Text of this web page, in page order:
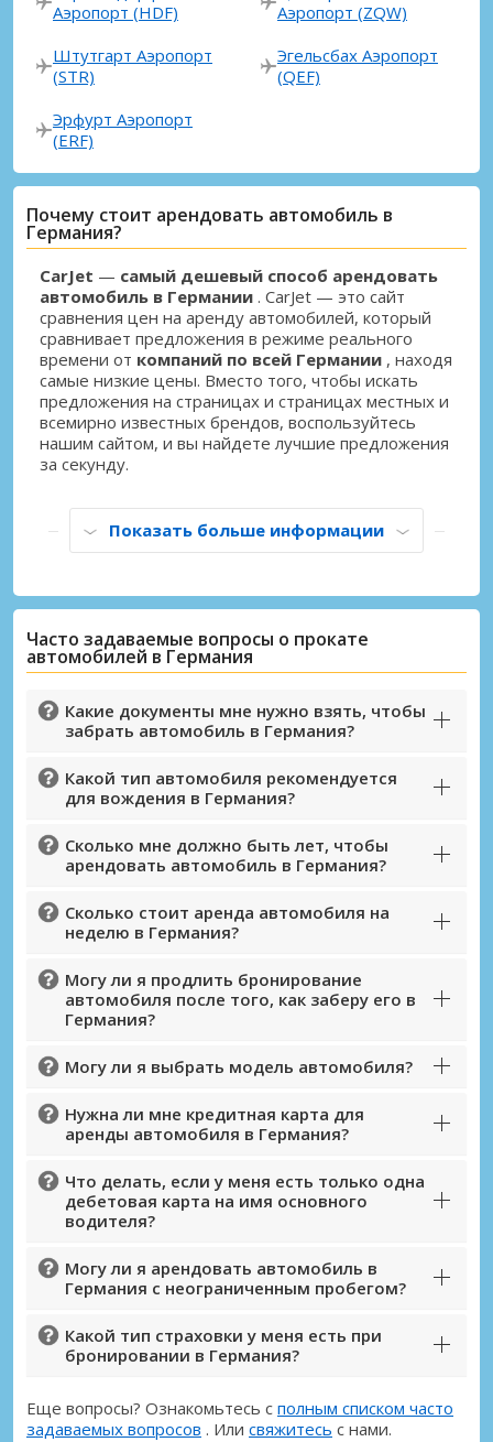
Аэропорт (HDF)
Аэропорт (ZQW)
Штутгарт Аэропорт
(STR)
Эгельсбах Аэропорт
(QEF)
Эрфурт Аэропорт
(ERF)
Почему стоит арендовать автомобиль в
Германия?
CarJet — самый дешевый способ арендовать
автомобиль в Германии . CarJet — это сайт
сравнения цен на аренду автомобилей, который
сравнивает предложения в режиме реального
времени от компаний по всей Германии , находя
самые низкие цены. Вместо того, чтобы искать
предложения на страницах и страницах местных и
всемирно известных брендов, воспользуйтесь
нашим сайтом, и вы найдете лучшие предложения
за секунду.
Показать больше информации
Часто задаваемые вопросы о прокате
автомобилей в Германия
Какие документы мне нужно взять, чтобы
забрать автомобиль в Германия?
Какой тип автомобиля рекомендуется
для вождения в Германия?
Сколько мне должно быть лет, чтобы
арендовать автомобиль в Германия?
Сколько стоит аренда автомобиля на
неделю в Германия?
Могу ли я продлить бронирование
автомобиля после того, как заберу его в
Германия?
Могу ли я выбрать модель автомобиля?
Нужна ли мне кредитная карта для
аренды автомобиля в Германия?
Что делать, если у меня есть только одна
дебетовая карта на имя основного
водителя?
Могу ли я арендовать автомобиль в
Германия с неограниченным пробегом?
Какой тип страховки у меня есть при
бронировании в Германия?
Еще вопросы? Ознакомьтесь с полным списком часто
задаваемых вопросов . Или свяжитесь с нами.
Лучшие сбережения
Получите доступ к эксклюзивным
Войти с помощью eLink